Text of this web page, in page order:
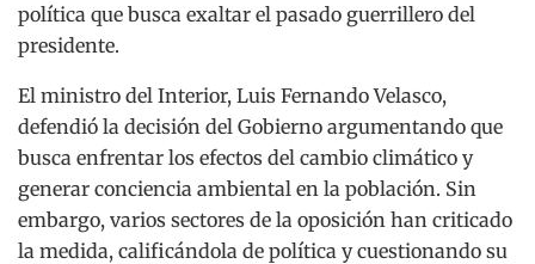
política que busca exaltar el pasado guerrillero del
presidente.
El ministro del Interior, Luis Fernando Velasco,
defendió la decisión del Gobierno argumentando que
busca enfrentar los efectos del cambio climático y
generar conciencia ambiental en la población. Sin
embargo, varios sectores de la oposición han criticado
la medida, calificándola de política y cuestionando su